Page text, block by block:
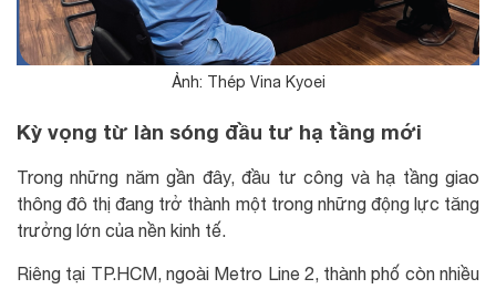
Ảnh: Thép Vina Kyoei
Kỳ vọng từ làn sóng đầu tư hạ tầng mới
Trong những năm gần đây, đầu tư công và hạ tầng giao
thông đô thị đang trở thành một trong những động lực tăng
trưởng lớn của nền kinh tế.
Riêng tại TP.HCM, ngoài Metro Line 2, thành phố còn nhiều